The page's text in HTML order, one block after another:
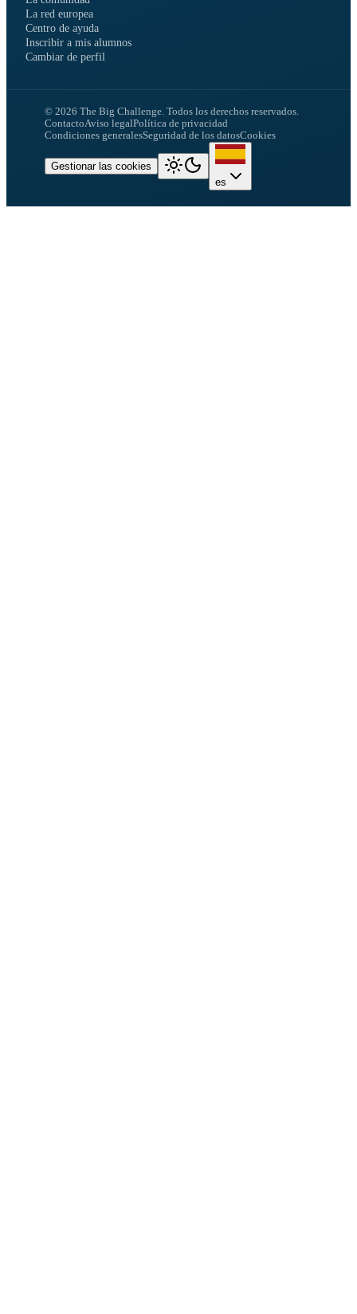
La red europea
Centro de ayuda
Inscribir a mis alumnos
Cambiar de perfil
© 2026 The Big Challenge. Todos los derechos reservados.
ContactoAviso legalPolítica de privacidad
Condiciones generalesSeguridad de los datosCookies
Gestionar las cookies
es